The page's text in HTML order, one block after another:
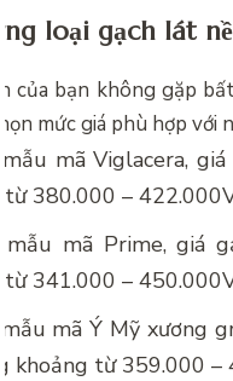
loại gạch lát
của bạn không gặp
mức giá phù hợp với
mã Viglacera,
từ 380.000 –
mã Prime,giá
từ 341.000 –
mã Ý Mỹ xương
khoảng từ 359.000 –